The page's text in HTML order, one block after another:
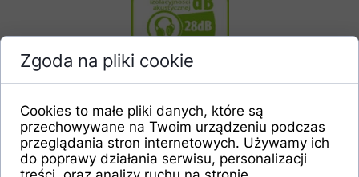
Zgoda na pliki cookie
Cookies to małe pliki danych, które są
przechowywane na Twoim urządzeniu podczas
przeglądania stron internetowych. Używamy ich
do poprawy działania serwisu, personalizacji